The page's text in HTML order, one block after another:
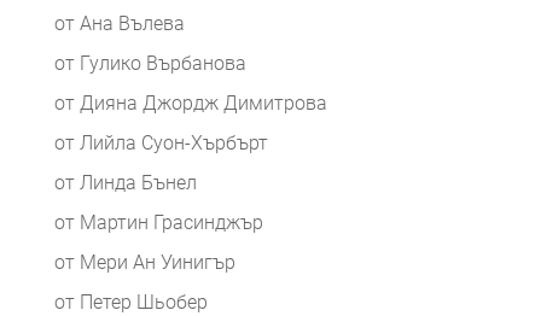
от Ана Вълева
от Гулико Върбанова
от Дияна Джордж Димитрова
от Лийла Суон-Хърбърт
от Линда Бънел
от Мартин Грасинджър
от Мери Ан Уинигър
от Петер Шьобер